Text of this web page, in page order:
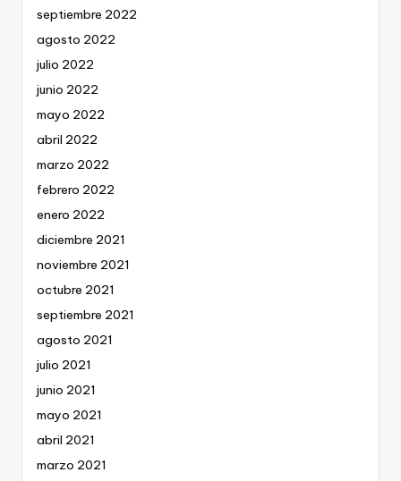
septiembre 2022
agosto 2022
julio 2022
junio 2022
mayo 2022
abril 2022
marzo 2022
febrero 2022
enero 2022
diciembre 2021
noviembre 2021
octubre 2021
septiembre 2021
agosto 2021
julio 2021
junio 2021
mayo 2021
abril 2021
marzo 2021